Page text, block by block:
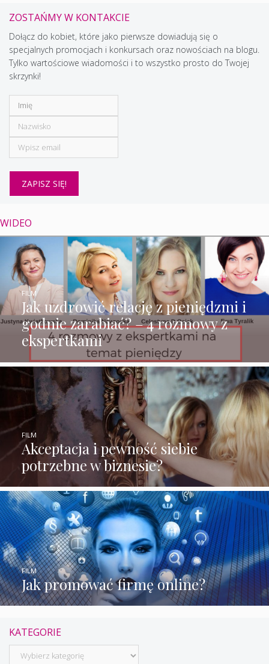
ZOSTAŃMY W KONTAKCIE
Dołącz do kobiet, które jako pierwsze dowiadują się o
specjalnych promocjach i konkursach oraz nowościach na blogu.
Tylko wartościowe wiadomości i to wszystko prosto do Twojej
skrzynki!
WIDEO
Jak uzdrowić relację z pieniędzmi i
godnie zarabiać? – 4 rozmowy z
ekspertkami
FILM
Akceptacja i pewność siebie
potrzebne w biznesie?
FILM
Jak promować firmę online?
FILM
KATEGORIE
Kategorie